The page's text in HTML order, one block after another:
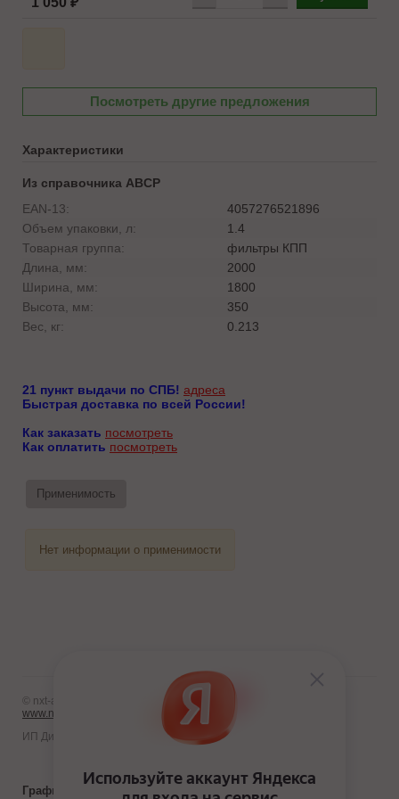
Посмотреть другие предложения
Характеристики
Из справочника ABCP
EAN-13:
4057276521896
Объем упаковки, л:
1.4
Товарная группа:
фильтры КПП
Длина, мм:
2000
Ширина, мм:
1800
Высота, мм:
350
Вес, кг:
0.213
21 пункт выдачи по СПБ! адреса
Быстрая доставка по всей России!
Как заказать посмотреть
Как оплатить посмотреть
Применимость
Нет информации о применимости
© nxt-avto.ru 2012 - 2026
www.nxt-avto.ru
ИП Диланчян Т.Л.
График работы: